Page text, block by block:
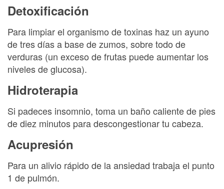
Detoxificación
Para limpiar el organismo de toxinas haz un ayuno
de tres días a base de zumos, sobre todo de
verduras (un exceso de frutas puede aumentar los
niveles de glucosa).
Hidroterapia
Si padeces insomnio, toma un baño caliente de pies
de diez minutos para descongestionar tu cabeza.
Acupresión
Para un alivio rápido de la ansiedad trabaja el punto
1 de pulmón.